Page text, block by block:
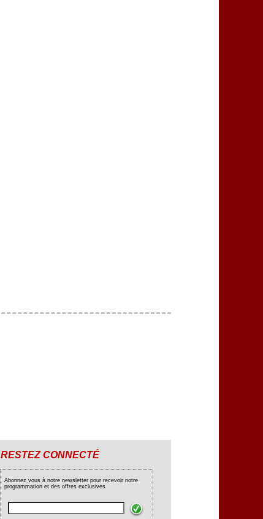
RESTEZ CONNECTÉ
Abonnez vous à notre newsletter pour recevoir notre
programmation et des offres exclusives